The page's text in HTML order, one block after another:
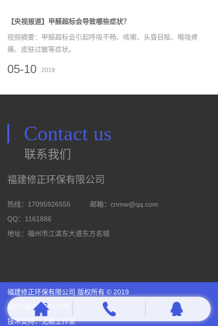
【央视报道】甲醛超标会导致哪些症状？
视频摘要：甲醛超标会引起呼吸不畅、咳嗽、头昏目眩、喉咙疼
痛、皮肤过敏等症状。
05-10 2019
Contact us
联系我们
福建修正环保有限公司
热线：17095926555 邮箱： cnmw@qq.com
QQ：1161886
地址：福州市江滨东大道东方名城
福建修正环保有限公司 版权所有 © 2019
闽ICP备18027970号
技术支持：无痕工作室